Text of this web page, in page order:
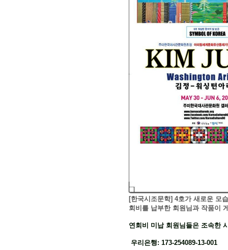
[한국시조문학] 4호가 새로운 모
회비를 납부한 회원님과 작품이
연회비 미납 회원님들은 조속한
우리은행: 173-254089-13-001